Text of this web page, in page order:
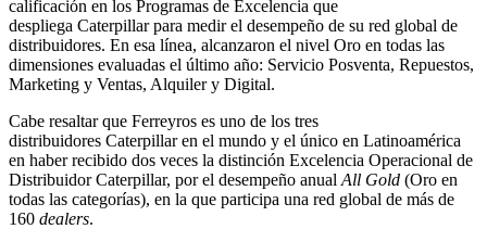
calificación en los Programas de Excelencia que
despliega Caterpillar para medir el desempeño de su red global de
distribuidores. En esa línea, alcanzaron el nivel Oro en todas las
dimensiones evaluadas el último año: Servicio Posventa, Repuestos,
Marketing y Ventas, Alquiler y Digital.
Cabe resaltar que Ferreyros es uno de los tres
distribuidores Caterpillar en el mundo y el único en Latinoamérica
en haber recibido dos veces la distinción Excelencia Operacional de
Distribuidor Caterpillar, por el desempeño anual All Gold (Oro en
todas las categorías), en la que participa una red global de más de
160 dealers.